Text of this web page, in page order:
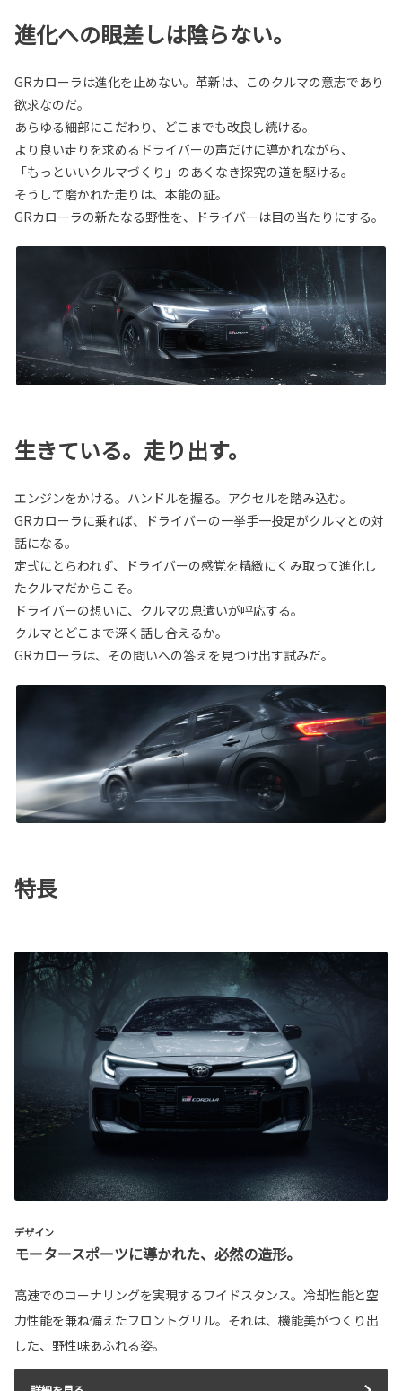
進化への眼差しは陰らない。
GRカローラは進化を止めない。革新は、このクルマの意志であり
欲求なのだ。
あらゆる細部にこだわり、どこまでも改良し続ける。
より良い走りを求めるドライバーの声だけに導かれながら、
「もっといいクルマづくり」のあくなき探究の道を駆ける。
そうして磨かれた走りは、本能の証。
GRカローラの新たなる野性を、ドライバーは目の当たりにする。
生きている。走り出す。
エンジンをかける。ハンドルを握る。アクセルを踏み込む。
GRカローラに乗れば、ドライバーの一挙手一投足がクルマとの対
話になる。
定式にとらわれず、ドライバーの感覚を精緻にくみ取って進化し
たクルマだからこそ。
ドライバーの想いに、クルマの息遣いが呼応する。
クルマとどこまで深く話し合えるか。
GRカローラは、その問いへの答えを見つけ出す試みだ。
特長
デザイン
モータースポーツに導かれた、必然の造形。
高速でのコーナリングを実現するワイドスタンス。冷却性能と空
力性能を兼ね備えたフロントグリル。それは、機能美がつくり出
した、野性味あふれる姿。